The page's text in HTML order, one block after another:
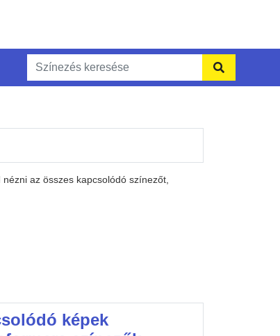
az összes kapcsolódó színezőt,
képek